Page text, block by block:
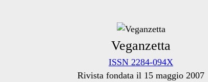
Veganzetta
ISSN 2284-094X
Rivista fondata il 15 maggio 2007